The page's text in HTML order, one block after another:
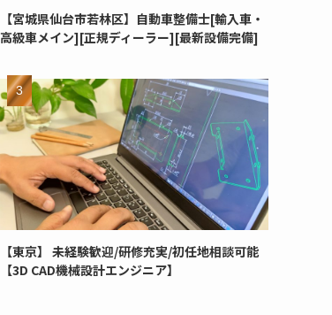
【宮城県仙台市若林区】自動車整備士[輸入車・
高級車メイン][正規ディーラー][最新設備完備]
【東京】 未経験歓迎/研修充実/初任地相談可能
【3D CAD機械設計エンジニア】